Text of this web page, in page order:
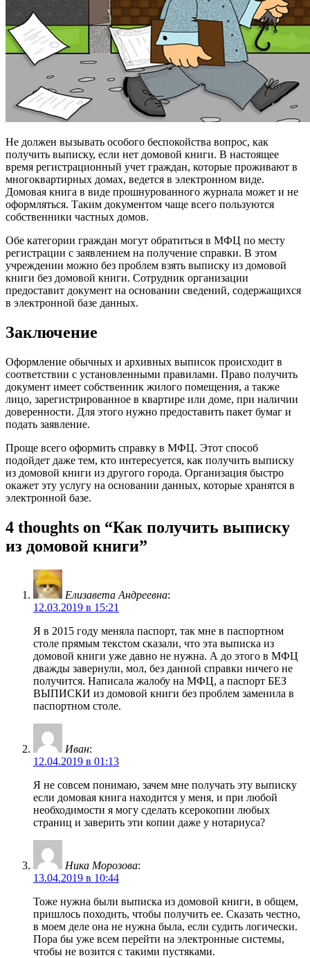
Не должен вызывать особого беспокойства вопрос, как
получить выписку, если нет домовой книги. В настоящее
время регистрационный учет граждан, которые проживают в
многоквартирных домах, ведется в электронном виде.
Домовая книга в виде прошнурованного журнала может и не
оформляться. Таким документом чаще всего пользуются
собственники частных домов.
Обе категории граждан могут обратиться в МФЦ по месту
регистрации с заявлением на получение справки. В этом
учреждении можно без проблем взять выписку из домовой
книги без домовой книги. Сотрудник организации
предоставит документ на основании сведений, содержащихся
в электронной базе данных.
Заключение
Оформление обычных и архивных выписок происходит в
соответствии с установленными правилами. Право получить
документ имеет собственник жилого помещения, а также
лицо, зарегистрированное в квартире или доме, при наличии
доверенности. Для этого нужно предоставить пакет бумаг и
подать заявление.
Проще всего оформить справку в МФЦ. Этот способ
подойдет даже тем, кто интересуется, как получить выписку
из домовой книги из другого города. Организация быстро
окажет эту услугу на основании данных, которые хранятся в
электронной базе.
4 thoughts on “Как получить выписку
из домовой книги”
Елизавета Андреевна:
12.03.2019 в 15:21
Я в 2015 году меняла паспорт, так мне в паспортном
столе прямым текстом сказали, что эта выписка из
домовой книги уже давно не нужна. А до этого в МФЦ
дважды завернули, мол, без данной справки ничего не
получится. Написала жалобу на МФЦ, а паспорт БЕЗ
ВЫПИСКИ из домовой книги без проблем заменила в
паспортном столе.
Иван:
12.04.2019 в 01:13
Я не совсем понимаю, зачем мне получать эту выписку
если домовая книга находится у меня, и при любой
необходимости я могу сделать ксерокопии любых
страниц и заверить эти копии даже у нотариуса?
Ника Морозова:
13.04.2019 в 10:44
Тоже нужна были выписка из домовой книги, в общем,
пришлось походить, чтобы получить ее. Сказать честно,
в моем деле она не нужна была, если судить логически.
Пора бы уже всем перейти на электронные системы,
чтобы не возится с такими пустяками.